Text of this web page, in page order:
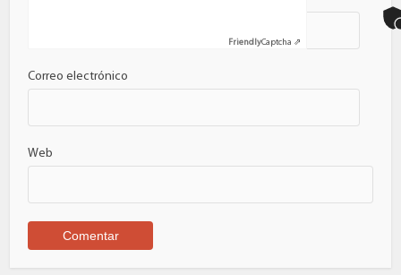
Correo electrónico
Web
FriendlyCaptcha ⇗